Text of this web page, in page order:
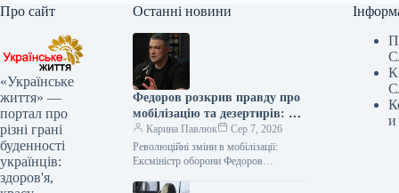
Про сайт
«Українське
життя» —
портал про
різні грані
буденності
українців:
здоров'я,
Останні новини
Федоров розкрив правду про
мобілізацію та дезертирів: що
каже ексміністр
Карина Павлюк
Сер 7, 2026
Революційні зміни в мобілізації:
Ексміністр оборони Федоров
очільник оборонного відомства,
и